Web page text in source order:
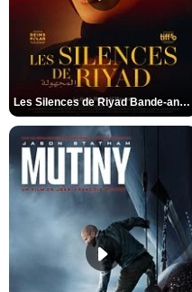
Les Silences de Riyad Bande-annonce VO STFR